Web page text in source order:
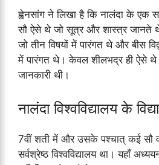
ह्वेनसांग ने लिखा है कि नालंदा के एक
सौ ऐसे थे जो सूत्र और शास्त्र जानते
जो तीन विषयों में पारंगत थे और बीस
में पारंगत थे। केवल शीलभद्र ही ऐसे थे
जानकारी थी।
नालंदा विश्वविद्यालय के
7वीं शती में और उसके पश्चात् कई सौ
सर्वश्रेष्ठ विश्वविद्यालय था। यहाँ